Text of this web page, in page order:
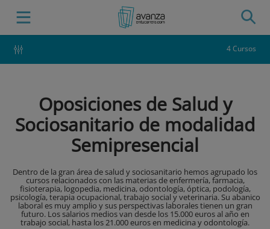
4 Cursos
Oposiciones de Salud y
Sociosanitario de modalidad
Semipresencial
Dentro de la gran área de salud y sociosanitario hemos agrupado los
cursos relacionados con las materias de enfermería, farmacia,
fisioterapia, logopedia, medicina, odontología, óptica, podología,
psicología, terapia ocupacional, trabajo social y veterinaria. Su abanico
laboral es muy amplio y sus perspectivas laborales tienen un gran
futuro. Los salarios medios van desde los 15.000 euros al año en
trabajo social, hasta los 21.000 euros en medicina y odontología.